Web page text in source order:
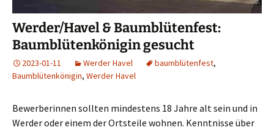
Werder/Havel & Baumblütenfest:
Baumblütenkönigin gesucht
2023-01-11 Werder Havel baumblütenfest,
Baumblütenkönigin, Werder Havel
Bewerberinnen sollten mindestens 18 Jahre alt sein und in
Werder oder einem der Ortsteile wohnen. Kenntnisse über